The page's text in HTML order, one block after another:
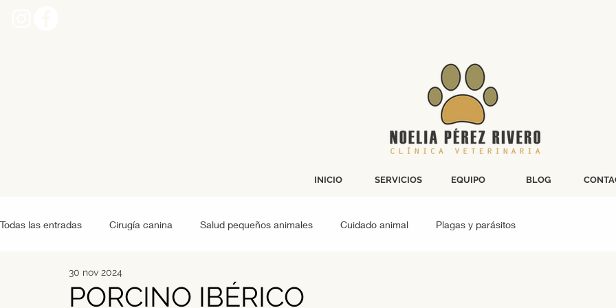
INICIO SERVICIOS EQUIPO BLOG
Todas las entradas Cirugía canina Salud pequeños animales Cuidado animal Plagas y parásitos
Grandes animales Alimentación pequeños animales
PORCINO IBÉRICO
30 nov 2024